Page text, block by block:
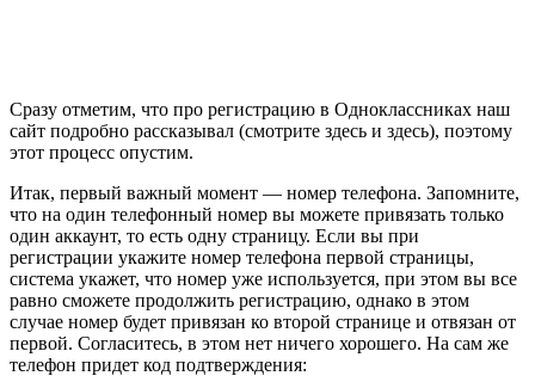
Сразу отметим, что про регистрацию в Одноклассниках наш
сайт подробно рассказывал (смотрите здесь и здесь), поэтому
этот процесс опустим.
Итак, первый важный момент — номер телефона. Запомните,
что на один телефонный номер вы можете привязать только
один аккаунт, то есть одну страницу. Если вы при
регистрации укажите номер телефона первой страницы,
система укажет, что номер уже используется, при этом вы все
равно сможете продолжить регистрацию, однако в этом
случае номер будет привязан ко второй странице и отвязан от
первой. Согласитесь, в этом нет ничего хорошего. На сам же
телефон придет код подтверждения: